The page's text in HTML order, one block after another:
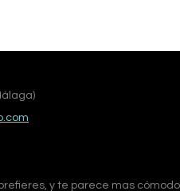
y te parece mas